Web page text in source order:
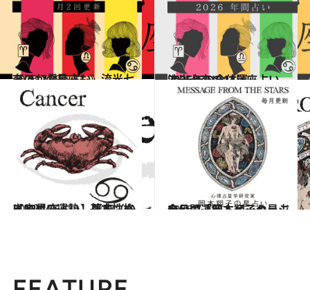
2026.7.29
《ほかの星座も》流光七奈の12星座占い
占い 2025.12.17
流光七奈の12星座占い 2026年の全体運
占い
2021.12.1
【12星座占い】蟹座（かに座）の運勢、基本性格まとめ
占い 2026.7.31
今月の運勢＆メッセージを公開「岡本翔子の星占い」
占い